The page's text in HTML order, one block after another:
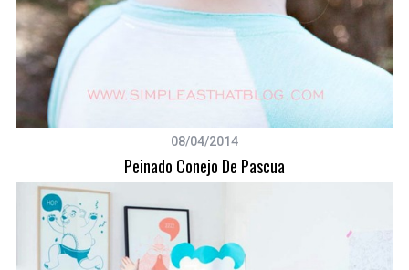
08/04/2014
Peinado Conejo De Pascua